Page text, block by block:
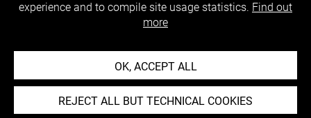
experience and to compile site usage statistics. Find out
more
OK, ACCEPT ALL
REJECT ALL BUT TECHNICAL COOKIES